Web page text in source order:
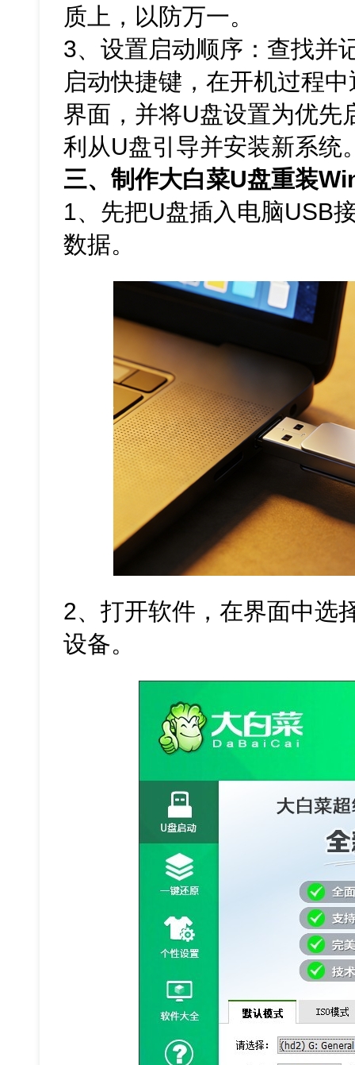
质上，以防万一。
3、设置启动顺序：查找并
启动快捷键，在开机过程
界面，并将U盘设置为优先
利从U盘引导并安装新系统
三、制作大白菜U盘重装
1、先把U盘插入电脑USB
数据。
2、打开软件，在界面中选
设备。